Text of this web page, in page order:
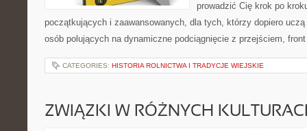
prowadzić Cię krok po
początkujących i zaawansowanych, dla tych, którzy dopiero
osób polujących na dynamiczne podciągnięcie z przejściem,
CATEGORIES: HISTORIA ROLNICTWA I TRADYCJE WIEJSKIE
ZWIĄZKI W RÓŻNYCH